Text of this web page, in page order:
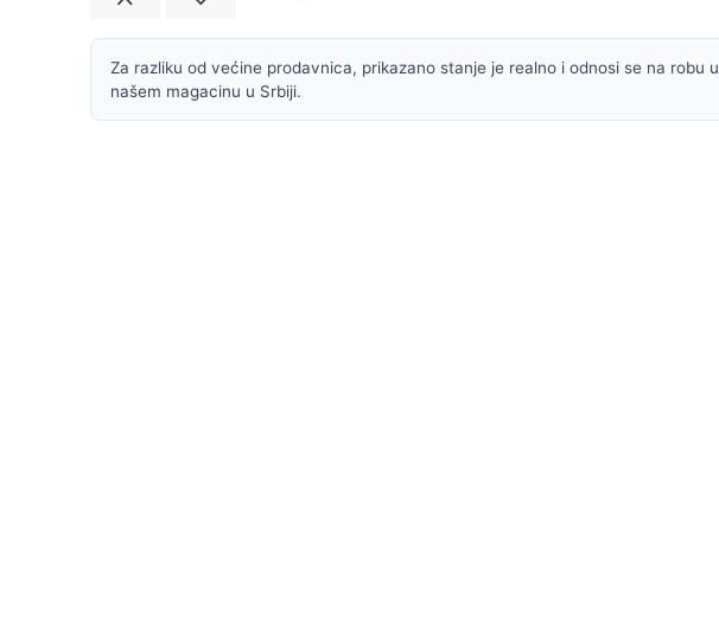
Za razliku od većine prodavnica, prikazano stanje je realno i odnosi se na robu u
našem magacinu u Srbiji.